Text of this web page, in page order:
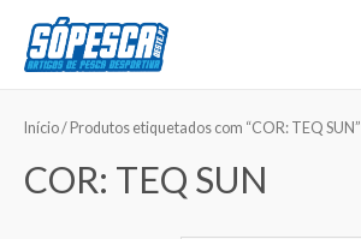
Início/ Produtos etiquetados com “COR: TEQ SUN”
COR: TEQ SUN